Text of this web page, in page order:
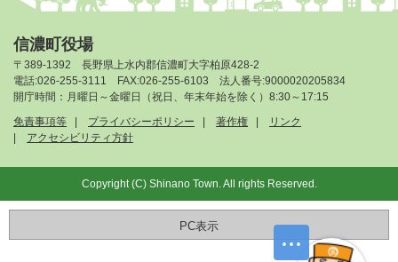
信濃町役場
〒389-1392 長野県上水内郡信濃町大字柏原428-2
電話:026-255-3111 FAX:026-255-6103 法人番号:9000020205834
開庁時間：月曜日～金曜日（祝日、年末年始を除く）8:30～17:15
免責事項等
プライバシーポリシー 著作権
リンク
アクセシビリティ方針
Copyright (C) Shinano Town. All rights Reserved.
PC表示